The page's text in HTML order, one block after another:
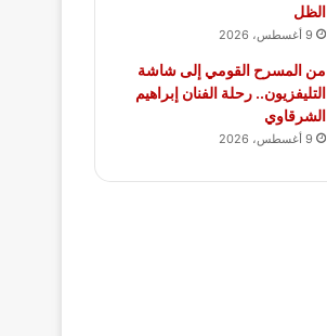
الظل
9 أغسطس، 2026
من المسرح القومي إلى شاشة
التليفزيون.. رحلة الفنان إبراهيم
الشرقاوي
9 أغسطس، 2026